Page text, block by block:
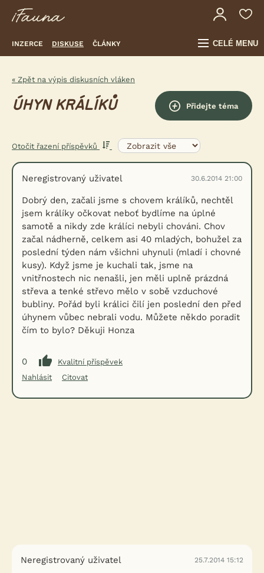
INZERCE DISKUSE ČLÁNKY CELÉ MENU
« Zpět na výpis diskusních vláken
ÚHYN KRÁLÍKŮ Přidejte téma
Otočit řazení příspěvků
Neregistrovaný uživatel 30.6.2014 21:00
Dobrý den, začali jsme s chovem králíků, nechtěl
jsem králíky očkovat neboť bydlíme na úplné
samotě a nikdy zde králíci nebyli chováni. Chov
začal nádherně, celkem asi 40 mladých, bohužel za
poslední týden nám všichni uhynuli (mladí i chovné
kusy). Když jsme je kuchali tak, jsme na
vnitřnostech nic nenašli, jen měli uplně prázdná
střeva a tenké střevo mělo v sobě vzduchové
bubliny. Pořád byli králici čilí jen poslední den před
úhynem vůbec nebrali vodu. Můžete někdo poradit
čím to bylo? Děkuji Honza
0
Kvalitní příspěvek
Nahlásit
Citovat
Neregistrovaný uživatel 25.7.2014 15:12